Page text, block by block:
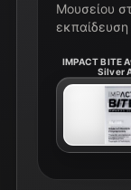
Μουσείου
IMPACT BITE
Silver